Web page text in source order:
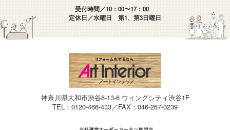
受付時間／10：00〜17：00
定休日／水曜日 第1、第3日曜日
神奈川県大和市渋谷8-13-6 ウィングシティ渋谷1F
TEL：0120-466-433／FAX：046-267-0239